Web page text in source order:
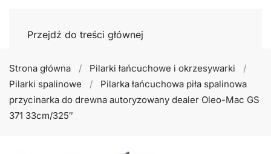
Przejdź do treści głównej
Strona główna
Pilarki łańcuchowe i okrzesywarki
Pilarki spalinowe
Pilarka łańcuchowa piła spalinowa
przycinarka do drewna autoryzowany dealer Oleo-Mac GS
371 33cm/325″